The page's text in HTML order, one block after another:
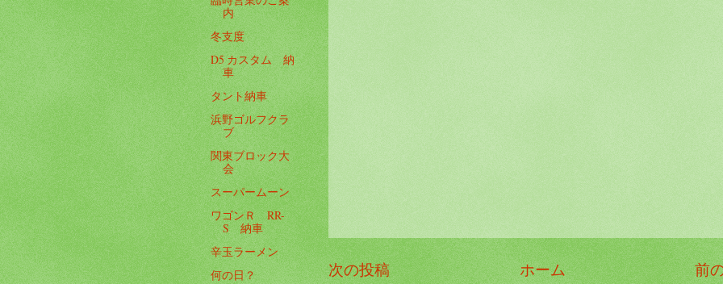
次の投稿 前
ホーム
内
冬支度
D5 カスタム 納
車
タント納車
浜野ゴルフクラ
ブ
関東ブロック大
会
スーパームーン
ワゴンＲ RR-
S 納車
辛玉ラーメン
何の日？